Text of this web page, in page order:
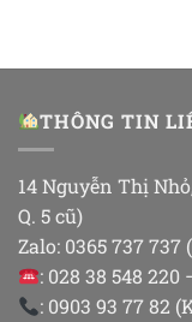
THÔNG TIN
14 Nguyễn Thị
Q. 5 cũ)
Zalo: 0365 737 737
: 028 38 548 220
: 0903 93 77 82